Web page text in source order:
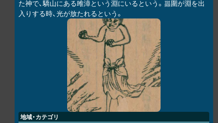
た神で、驕山にある雎漳という淵にいるという。 𧕛圍が淵を出
入りする時、光が放たれるという。
地域・カテゴリ